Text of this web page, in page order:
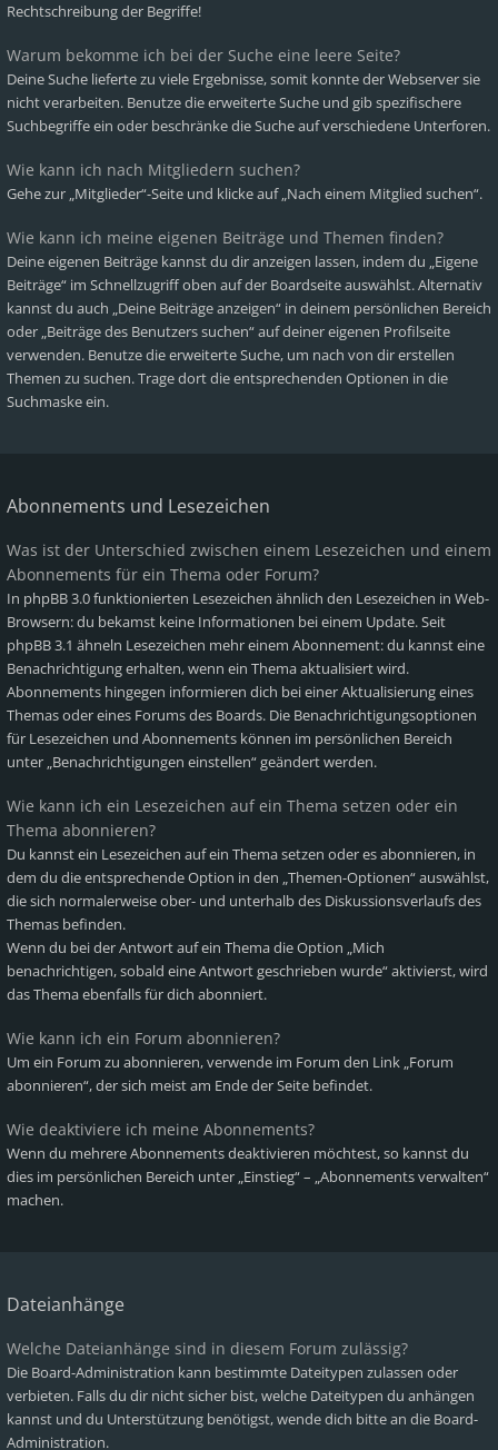
Rechtschreibung der Begriffe!
Warum bekomme ich bei der Suche eine leere Seite?
Deine Suche lieferte zu viele Ergebnisse, somit konnte der Webserver sie
nicht verarbeiten. Benutze die erweiterte Suche und gib spezifischere
Suchbegriffe ein oder beschränke die Suche auf verschiedene Unterforen.
Wie kann ich nach Mitgliedern suchen?
Gehe zur „Mitglieder“-Seite und klicke auf „Nach einem Mitglied suchen“.
Wie kann ich meine eigenen Beiträge und Themen finden?
Deine eigenen Beiträge kannst du dir anzeigen lassen, indem du „Eigene
Beiträge“ im Schnellzugriff oben auf der Boardseite auswählst. Alternativ
kannst du auch „Deine Beiträge anzeigen“ in deinem persönlichen Bereich
oder „Beiträge des Benutzers suchen“ auf deiner eigenen Profilseite
verwenden. Benutze die erweiterte Suche, um nach von dir erstellen
Themen zu suchen. Trage dort die entsprechenden Optionen in die
Suchmaske ein.
Abonnements und Lesezeichen
Was ist der Unterschied zwischen einem Lesezeichen und einem
Abonnements für ein Thema oder Forum?
In phpBB 3.0 funktionierten Lesezeichen ähnlich den Lesezeichen in Web-
Browsern: du bekamst keine Informationen bei einem Update. Seit
phpBB 3.1 ähneln Lesezeichen mehr einem Abonnement: du kannst eine
Benachrichtigung erhalten, wenn ein Thema aktualisiert wird.
Abonnements hingegen informieren dich bei einer Aktualisierung eines
Themas oder eines Forums des Boards. Die Benachrichtigungsoptionen
für Lesezeichen und Abonnements können im persönlichen Bereich
unter „Benachrichtigungen einstellen“ geändert werden.
Wie kann ich ein Lesezeichen auf ein Thema setzen oder ein
Thema abonnieren?
Du kannst ein Lesezeichen auf ein Thema setzen oder es abonnieren, in
dem du die entsprechende Option in den „Themen-Optionen“ auswählst,
die sich normalerweise ober- und unterhalb des Diskussionsverlaufs des
Themas befinden.
Wenn du bei der Antwort auf ein Thema die Option „Mich
benachrichtigen, sobald eine Antwort geschrieben wurde“ aktivierst, wird
das Thema ebenfalls für dich abonniert.
Wie kann ich ein Forum abonnieren?
Um ein Forum zu abonnieren, verwende im Forum den Link „Forum
abonnieren“, der sich meist am Ende der Seite befindet.
Wie deaktiviere ich meine Abonnements?
Wenn du mehrere Abonnements deaktivieren möchtest, so kannst du
dies im persönlichen Bereich unter „Einstieg“ – „Abonnements verwalten“
machen.
Dateianhänge
Welche Dateianhänge sind in diesem Forum zulässig?
Die Board-Administration kann bestimmte Dateitypen zulassen oder
verbieten. Falls du dir nicht sicher bist, welche Dateitypen du anhängen
kannst und du Unterstützung benötigst, wende dich bitte an die Board-
Administration.